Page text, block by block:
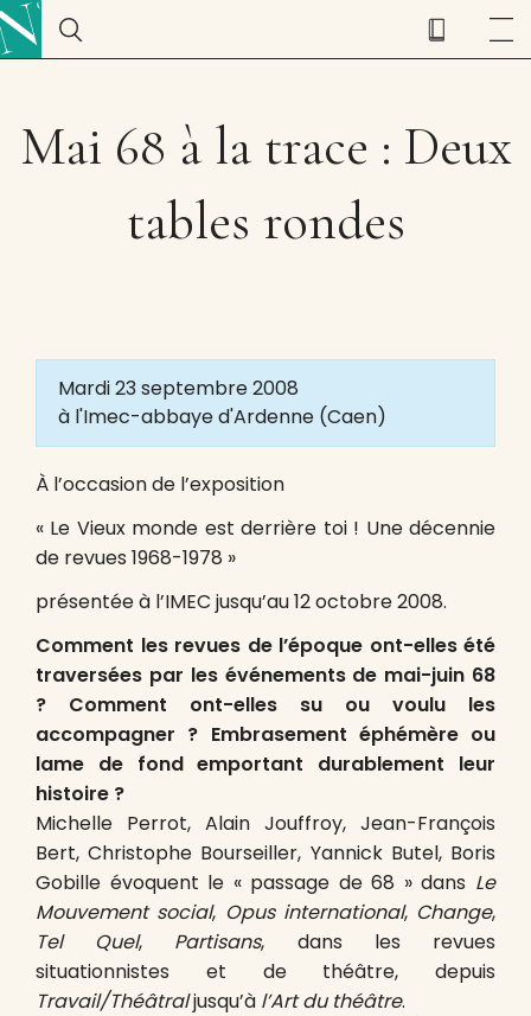
Mai 68 à la trace : Deux
tables rondes
Mardi 23 septembre 2008
à l'Imec-abbaye d'Ardenne (Caen)
À l’occasion de l’exposition
« Le Vieux monde est derrière toi ! Une décennie
de revues 1968-1978 »
présentée à l’IMEC jusqu’au 12 octobre 2008.
Comment les revues de l’époque ont-elles été
traversées par les événements de mai-juin 68
? Comment ont-elles su ou voulu les
accompagner ? Embrasement éphémère ou
lame de fond emportant durablement leur
histoire ?
Michelle Perrot, Alain Jouffroy, Jean-François
Bert, Christophe Bourseiller, Yannick Butel, Boris
Gobille évoquent le « passage de 68 » dans Le
Mouvement social, Opus international, Change,
Tel Quel, Partisans, dans les revues
situationnistes et de théâtre, depuis
Travail/Théâtraljusqu’à l’Art du théâtre.